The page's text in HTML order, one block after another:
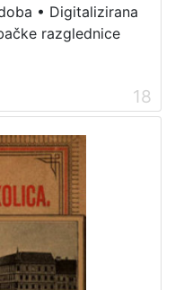
• Digitalizirana
razglednice
18